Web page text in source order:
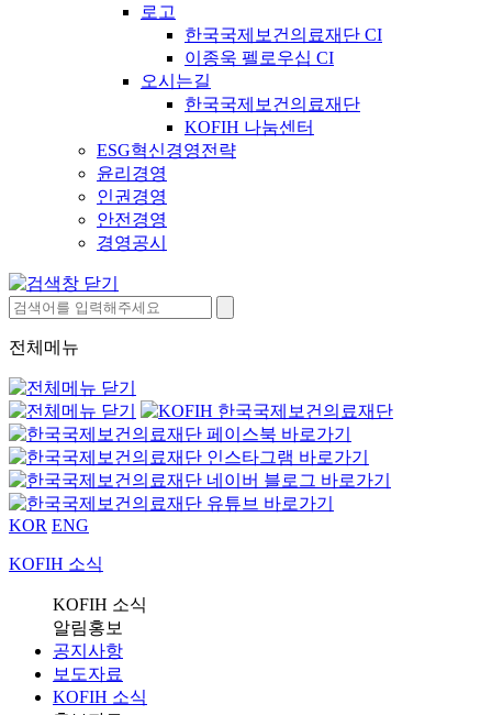
로고
한국국제보건의료재단 CI
이종욱 펠로우십 CI
오시는길
한국국제보건의료재단
KOFIH 나눔센터
ESG혁신경영전략
윤리경영
인권경영
안전경영
경영공시
전체메뉴
KOR ENG
KOFIH 소식
KOFIH 소식
알림홍보
공지사항
보도자료
KOFIH 소식